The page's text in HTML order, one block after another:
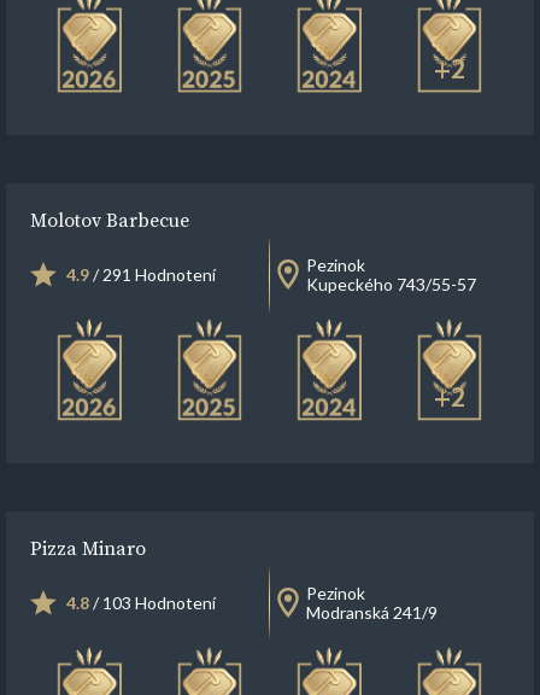
+2
Molotov Barbecue
4.9/ 291 Hodnotení
Pezinok
Kupeckého 743/55-57
+2
Pizza Minaro
4.8/ 103 Hodnotení
Pezinok
Modranská 241/9